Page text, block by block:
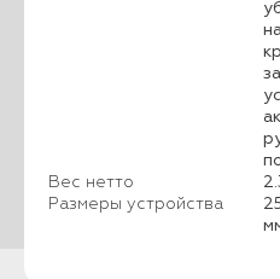
Вес нетто
Размеры устройства